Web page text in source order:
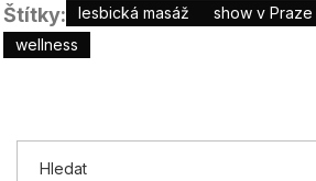
Štítky: lesbická masáž show v Praze
wellness